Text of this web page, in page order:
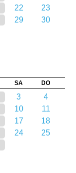
22
23
29
30
SA DO
3
4
10
11
17
18
24
25